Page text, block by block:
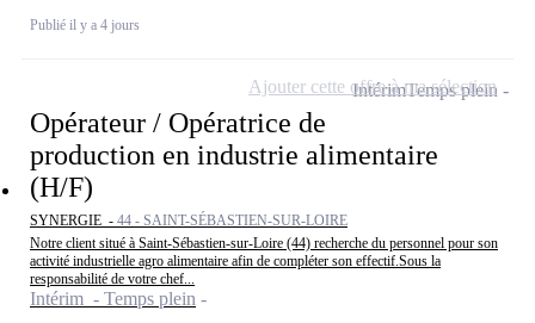
Publié il y a 4 jours
Opérateur / Opératrice de
production en industrie alimentaire
(H/F)
SYNERGIE - 44 - SAINT-SÉBASTIEN-SUR-LOIRE
Notre client situé à Saint-Sébastien-sur-Loire (44) recherche du personnel pour son
activité industrielle agro alimentaire afin de compléter son effectif.Sous la
responsabilité de votre chef...
Intérim - Temps plein
IntérimTemps plein
Ajouter cette offre à ma sélection